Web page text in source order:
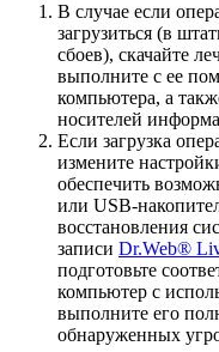
В случае если
загрузиться (в
сбоев), скачайте
выполните с ее
компьютера, а
носителей
Если загрузка
измените
обеспечить
или USB-
восстановления
записи Dr.Web®
подготовьте
компьютер с
выполните его
обнаруженных